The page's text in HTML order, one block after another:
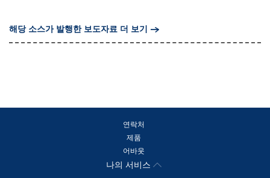
해당 소스가 발행한 보도자료 더 보기
연락처
제품
어바웃
나의 서비스